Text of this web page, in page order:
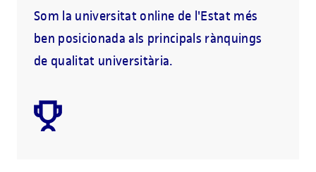
Som la universitat online de l'Estat més
ben posicionada als principals rànquings
de qualitat universitària.